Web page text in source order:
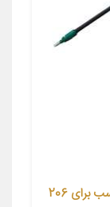
کابل ترمز دستی نگین موتور مدل 240412 مناسب برای 206